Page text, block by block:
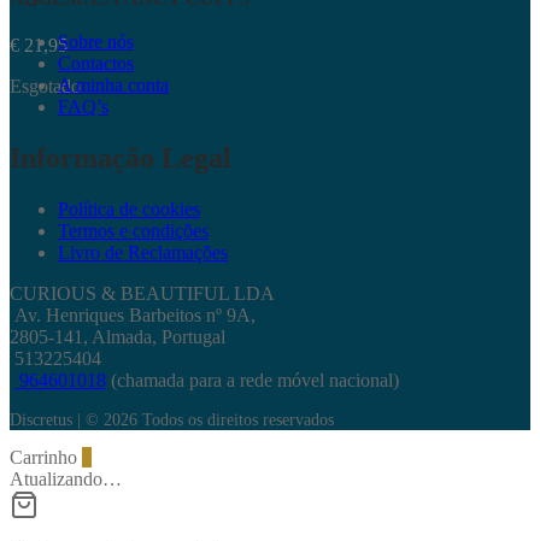
€ 21,95
Esgotado
Sobre nós
Contactos
A minha conta
FAQ’s
Informação Legal
Política de cookies
Termos e condições
Livro de Reclamações
CURIOUS & BEAUTIFUL LDA
Av. Henriques Barbeitos nº 9A,
2805-141, Almada, Portugal
513225404
964601018 (chamada para a rede móvel nacional)
Discretus | © 2026 Todos os direitos reservados
Carrinho
Atualizando…